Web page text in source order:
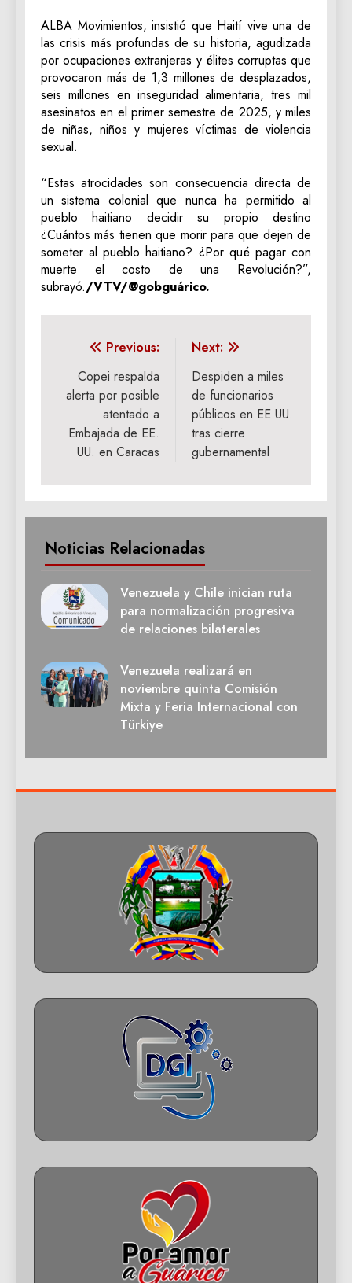
ALBA Movimientos, insistió que Haití vive una de
las crisis más profundas de su historia, agudizada
por ocupaciones extranjeras y élites corruptas que
provocaron más de 1,3 millones de desplazados,
seis millones en inseguridad alimentaria, tres mil
asesinatos en el primer semestre de 2025, y miles
de niñas, niños y mujeres víctimas de violencia
sexual.
“Estas atrocidades son consecuencia directa de
un sistema colonial que nunca ha permitido al
pueblo haitiano decidir su propio destino
¿Cuántos más tienen que morir para que dejen de
someter al pueblo haitiano? ¿Por qué pagar con
muerte el costo de una Revolución?”,
subrayó./VTV/@gobguárico.
Navegación
de
entradas
Previous:
Copei respalda
alerta por posible
atentado a
Embajada de EE.
UU. en Caracas
Next:
Despiden a miles
de funcionarios
públicos en EE.UU.
tras cierre
gubernamental
Noticias Relacionadas
Venezuela y Chile inician ruta
para normalización progresiva
de relaciones bilaterales
Venezuela realizará en
noviembre quinta Comisión
Mixta y Feria Internacional con
Türkiye